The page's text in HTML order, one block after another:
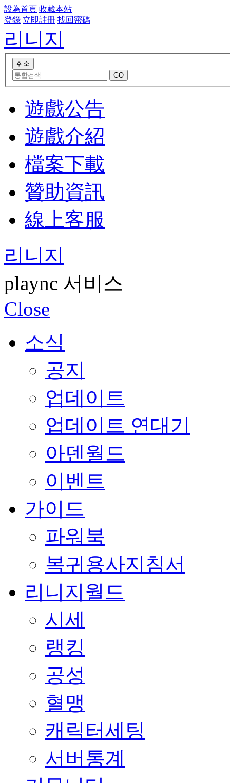
設為首頁 收藏本站
登錄 立即註冊 找回密碼
리니지
遊戲公告
遊戲介紹
檔案下載
贊助資訊
線上客服
리니지
plaync 서비스
Close
소식
공지
업데이트
업데이트 연대기
아덴월드
이벤트
가이드
파워북
복귀용사지침서
리니지월드
시세
랭킹
공성
혈맹
캐릭터세팅
서버통계